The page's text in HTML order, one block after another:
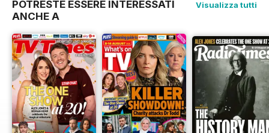
POTRESTE ESSERE INTERESSATI
ANCHE A
Visualizza tutti